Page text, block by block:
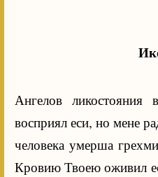
Ангелов ликостояния
восприял еси, но мене
человека умерша
Кровию Твоею оживил